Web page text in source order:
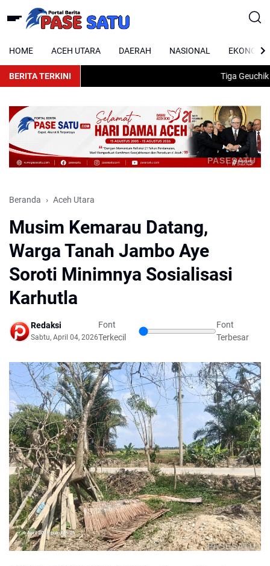
HOME ACEH UTARA DAERAH NASIONAL EKONOMI
BERITA TERKINI Tiga Geuchik
PASESATU
Beranda Aceh Utara
Musim Kemarau Datang,
Warga Tanah Jambo Aye
Soroti Minimnya Sosialisasi
Karhutla
Redaksi
Sabtu, April 04, 2026
Font
Terkecil
Font
Terbesar
PASESATU